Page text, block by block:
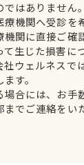
はありません。
療機関へ受診を
関に直接ご確
て生じた損害に
社ウェルネスで
す。
場合には、お手
までご連絡をい